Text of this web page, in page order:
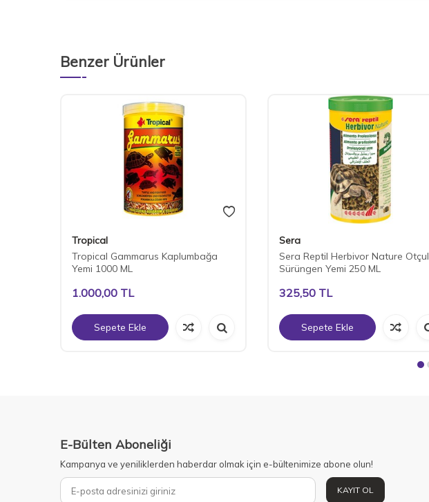
Benzer Ürünler
Tropical
Tropical Gammarus Kaplumbağa
Yemi 1000 ML
1.000,00 TL
Sepete Ekle
Sera
Sera Reptil Herbivor Nature Otçul
Sürüngen Yemi 250 ML
325,50 TL
Sepete Ekle
E-Bülten Aboneliği
Kampanya ve yeniliklerden haberdar olmak için e-bültenimize abone olun!
KAYIT OL